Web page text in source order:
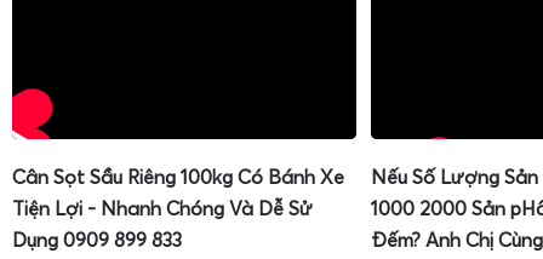
Cân Sọt Sầu Riêng 100kg Có Bánh Xe
Tiện Lợi - Nhanh Chóng Và Dễ Sử
Dụng 0909 899 833
Nếu Số Lượng
1000 2000 Sản
Đếm? Anh Chị